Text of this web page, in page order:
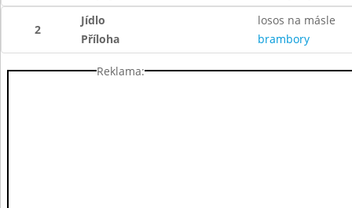
2
Jídlo
losos na másle
Příloha
brambory
Reklama: